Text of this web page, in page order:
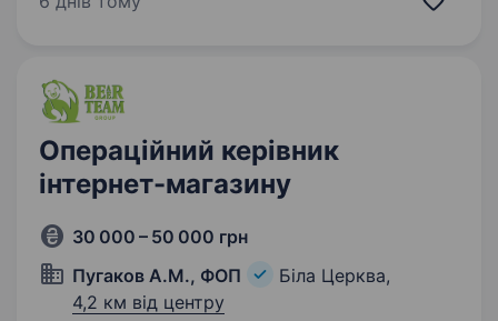
Операційний керівник
інтернет-магазину
30 000 – 50 000 грн
Пугаков А.М., ФОП
Біла Церква,
4,2 км від центру